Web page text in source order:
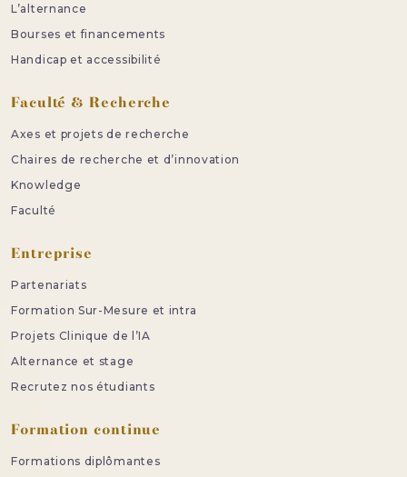
L’alternance
Bourses et financements
Handicap et accessibilité
Faculté & Recherche
Axes et projets de recherche
Chaires de recherche et d’innovation
Knowledge
Faculté
Entreprise
Partenariats
Formation Sur-Mesure et intra
Projets Clinique de l’IA
Alternance et stage
Recrutez nos étudiants
Formation continue
Formations diplômantes